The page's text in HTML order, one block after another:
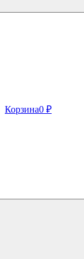
Корзина0 ₽